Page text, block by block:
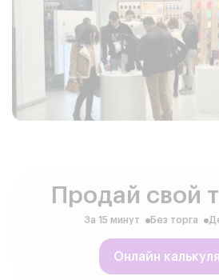
Продай свой
За 15 минут Без торга
Онлайн